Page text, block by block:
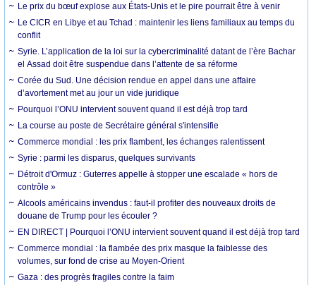
Le prix du bœuf explose aux États-Unis et le pire pourrait être à venir
Le CICR en Libye et au Tchad : maintenir les liens familiaux au temps du
conflit
Syrie. L’application de la loi sur la cybercriminalité datant de l’ère Bachar
el Assad doit être suspendue dans l’attente de sa réforme
Corée du Sud. Une décision rendue en appel dans une affaire
d’avortement met au jour un vide juridique
Pourquoi l’ONU intervient souvent quand il est déjà trop tard
La course au poste de Secrétaire général s'intensifie
Commerce mondial : les prix flambent, les échanges ralentissent
Syrie : parmi les disparus, quelques survivants
Détroit d'Ormuz : Guterres appelle à stopper une escalade « hors de
contrôle »
Alcools américains invendus : faut-il profiter des nouveaux droits de
douane de Trump pour les écouler ?
EN DIRECT | Pourquoi l’ONU intervient souvent quand il est déjà trop tard
Commerce mondial : la flambée des prix masque la faiblesse des
volumes, sur fond de crise au Moyen-Orient
Gaza : des progrès fragiles contre la faim